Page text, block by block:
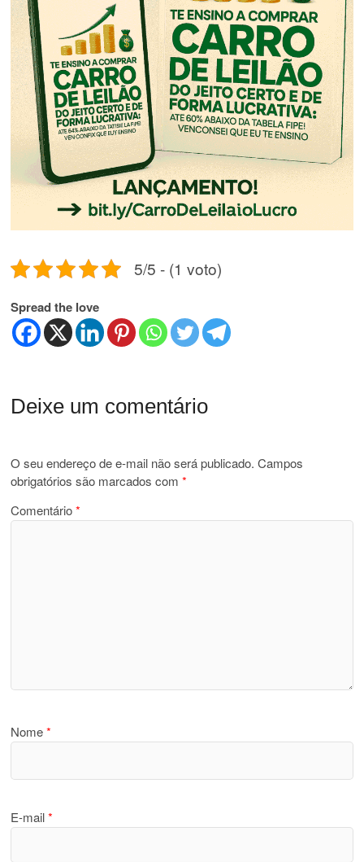
5/5 - (1 voto)
Spread the love
Deixe um comentário
O seu endereço de e-mail não será publicado. Campos
obrigatórios são marcados com*
Comentário*
Nome*
E-mail*